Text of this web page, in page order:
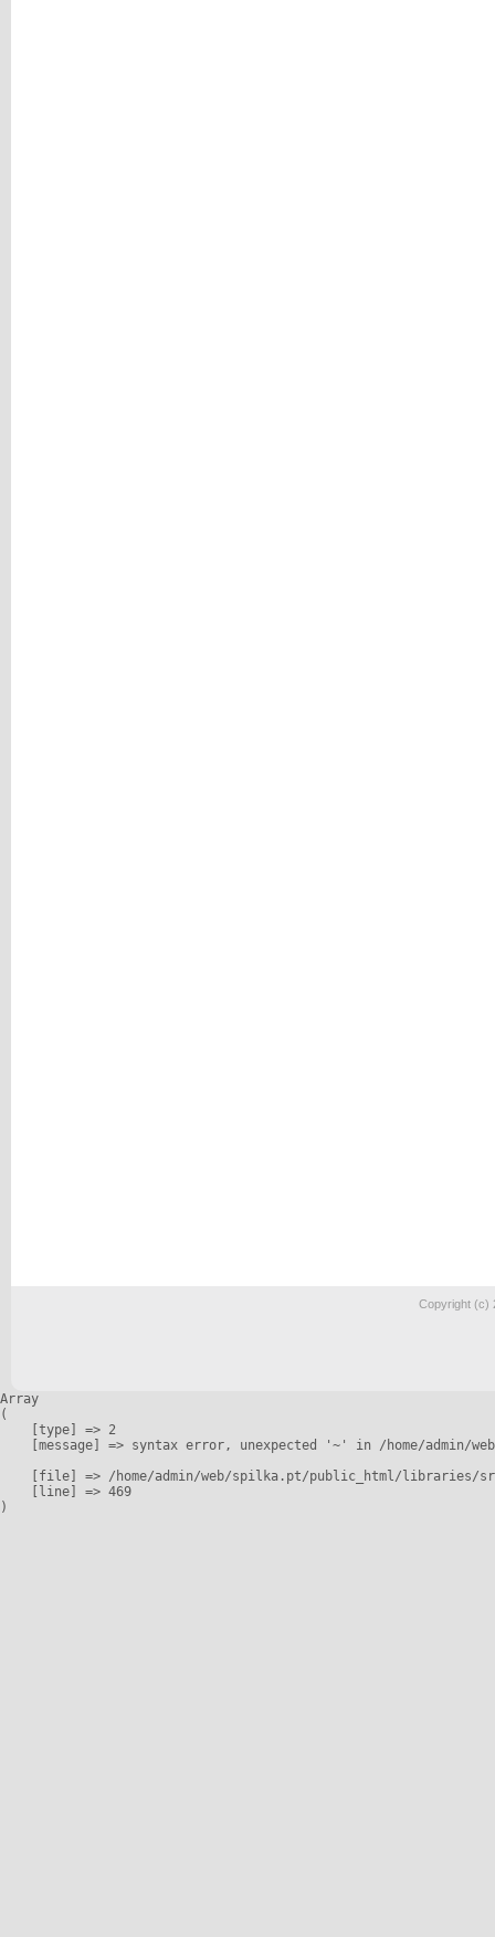
Copyright (c)
Array
(
    [type] => 2
[message] => syntax error, unexpected '~' in /home/admin/
[file] => /home/admin/web/spilka.pt/public_html/libraries/
    [line] => 469